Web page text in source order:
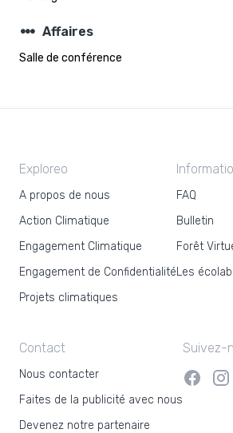
steppers Affaires
Salle de conférence
Exploreo
A propos de nous
Action Climatique
Engagement Climatique
Engagement de Confidentialité
Projets climatiques
FAQ
Bulletin
Forêt
Les
Contact
Nous contacter
Faites de la publicité avec nous
Devenez notre partenaire
Suivez-